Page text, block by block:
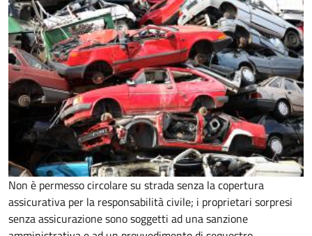
Non è permesso circolare su strada senza la copertura
assicurativa per la responsabilità civile; i proprietari sorpresi
senza assicurazione sono soggetti ad una sanzione